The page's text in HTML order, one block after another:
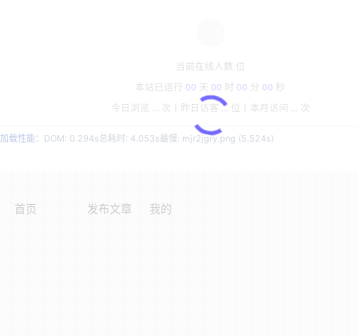
当前在线人数 位
本站已运行 00 天 00 时 00 分 00 秒
今日浏览
次丨 昨日访客... 位丨 本月访问 次
加载性能： DOM: 0.294s总耗时: 4.053s最慢: mjr2jgry.png (5.524s)
首页 发布文章 我的